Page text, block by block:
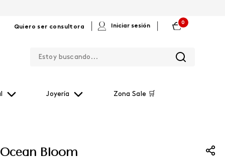
Quiero ser consultora Iniciar sesión
0
Joyería Zona Sale 🛒
Bloom